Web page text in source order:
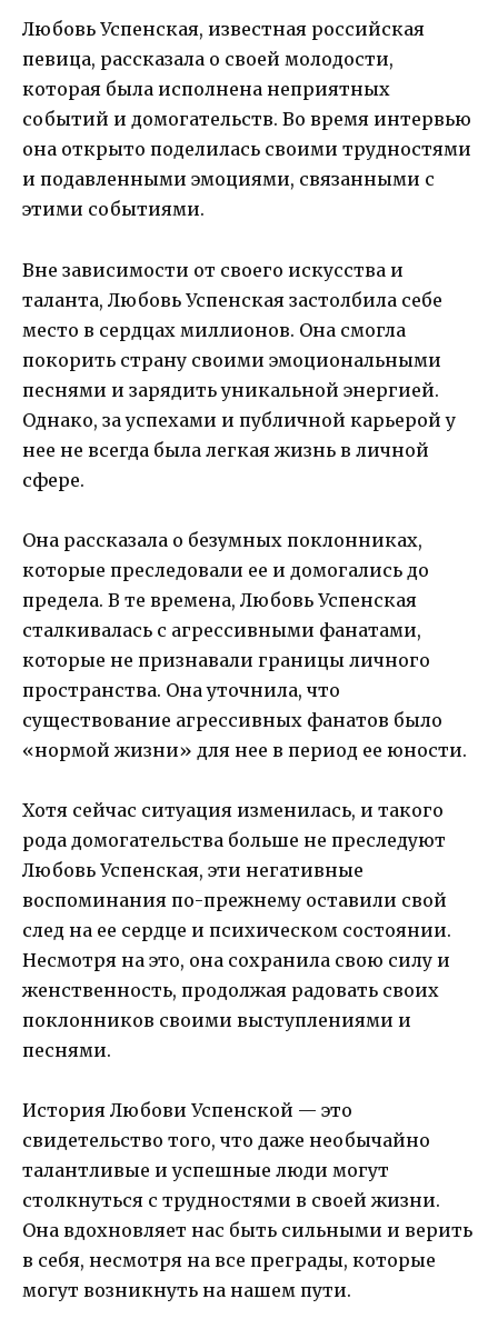
Любовь Успенская, известная российская
певица, рассказала о своей молодости,
которая была исполнена неприятных
событий и домогательств. Во время интервью
она открыто поделилась своими трудностями
и подавленными эмоциями, связанными с
этими событиями.
Вне зависимости от своего искусства и
таланта, Любовь Успенская застолбила себе
место в сердцах миллионов. Она смогла
покорить страну своими эмоциональными
песнями и зарядить уникальной энергией.
Однако, за успехами и публичной карьерой у
нее не всегда была легкая жизнь в личной
сфере.
Она рассказала о безумных поклонниках,
которые преследовали ее и домогались до
предела. В те времена, Любовь Успенская
сталкивалась с агрессивными фанатами,
которые не признавали границы личного
пространства. Она уточнила, что
существование агрессивных фанатов было
«нормой жизни» для нее в период ее юности.
Хотя сейчас ситуация изменилась, и такого
рода домогательства больше не преследуют
Любовь Успенская, эти негативные
воспоминания по-прежнему оставили свой
след на ее сердце и психическом состоянии.
Несмотря на это, она сохранила свою силу и
женственность, продолжая радовать своих
поклонников своими выступлениями и
песнями.
История Любови Успенской — это
свидетельство того, что даже необычайно
талантливые и успешные люди могут
столкнуться с трудностями в своей жизни.
Она вдохновляет нас быть сильными и верить
в себя, несмотря на все преграды, которые
могут возникнуть на нашем пути.